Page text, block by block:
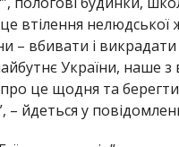
втілення нелюдської
– вбивати і
України, наше
це щодня та берегти
– йдеться у